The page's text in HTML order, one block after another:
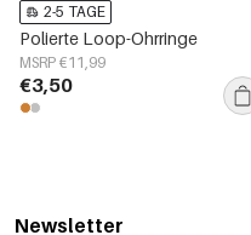
2-5 TAGE
Polierte Loop-Ohrringe
MSRP €11,99
€3,50
Newsletter